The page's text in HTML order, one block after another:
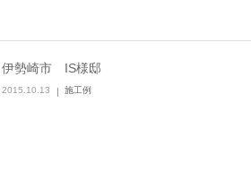
伊勢崎市 IS様邸
2015.10.13 施工例